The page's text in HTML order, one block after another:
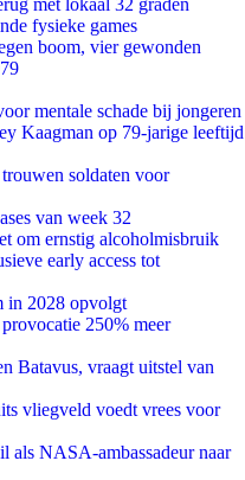
met lokaal 32 graden
fysieke games
boom, vier gewonden
mentale schade bij jongeren
Kaagman op 79-jarige leeftijd
soldaten voor
van week 32
om ernstig alcoholmisbruik
early access tot
in 2028 opvolgt
250% meer
Batavus, vraagt uitstel van
vliegveld voedt vrees voor
als NASA-ambassadeur naar